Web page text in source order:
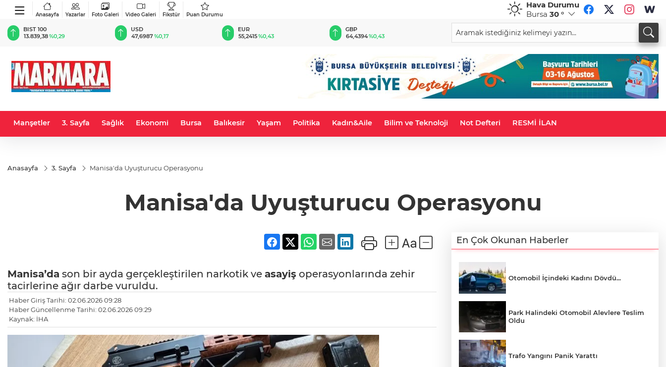
Anasayfa Yazarlar Foto Galeri Video Galeri Fikstür Puan Durumu
Hava Durumu
Bursa 30 °
BIST 100
13.839,38%0,29
USD
47,6987%0,17
EUR
55,2415%0,43
GBP
64,4394%0,43
CHF
59,0870%0,89
34,1942
Manşetler 3. Sayfa Sağlık Ekonomi Bursa Balıkesir Yaşam Politika Kadın&Aile Bilim ve Teknoloji Not Defteri RESMİ İLAN
Anasayfa 3. Sayfa Manisa'da Uyuşturucu Operasyonu
Manisa'da Uyuşturucu Operasyonu
Manisa’da son bir ayda gerçekleştirilen narkotik ve asayiş operasyonlarında zehir
tacirlerine ağır darbe vuruldu.
Haber Giriş Tarihi: 02.06.2026 09:28
Haber Güncellenme Tarihi: 02.06.2026 09:29
Kaynak: İHA
En Çok Okunan Haberler
Otomobil İçindeki Kadını Dövdü...
Park Halindeki Otomobil Alevlere Teslim
Oldu
Trafo Yangını Panik Yarattı